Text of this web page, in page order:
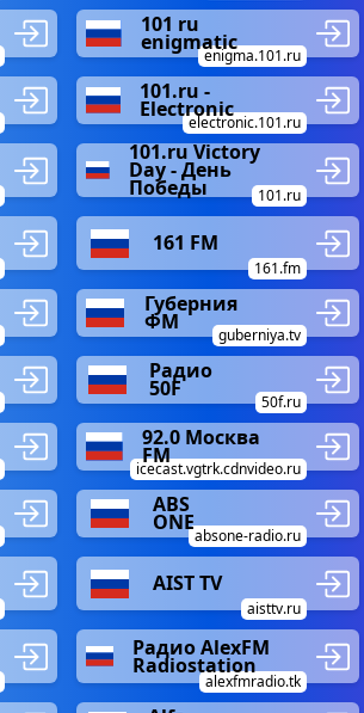
101 ru
enigmatic
enigma.101.ru
101.ru -
Electronic
electronic.101.ru
101.ru Victory
Day - День
Победы 101.ru
161 FM
161.fm
Губерния
ФМ
guberniya.tv
Радио
50F
50f.ru
92.0 Москва
FM
icecast.vgtrk.cdnvideo.ru
ABS
ONE
absone-radio.ru
AIST TV
aisttv.ru
Радио AlexFM
Radiostation
alexfmradio.tk